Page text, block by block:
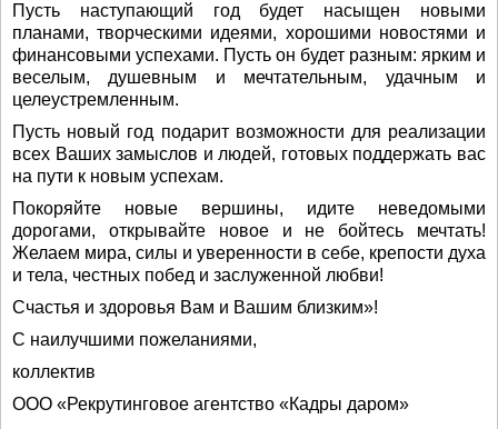
Пусть наступающий год будет насыщен новыми
планами, творческими идеями, хорошими новостями и
финансовыми успехами. Пусть он будет разным: ярким и
веселым, душевным и мечтательным, удачным и
целеустремленным.
Пусть новый год подарит возможности для реализации
всех Ваших замыслов и людей, готовых поддержать вас
на пути к новым успехам.
Покоряйте новые вершины, идите неведомыми
дорогами, открывайте новое и не бойтесь мечтать!
Желаем мира, силы и уверенности в себе, крепости духа
и тела, честных побед и заслуженной любви!
Счастья и здоровья Вам и Вашим близким»!
С наилучшими пожеланиями,
коллектив
ООО «Рекрутинговое агентство «Кадры даром»